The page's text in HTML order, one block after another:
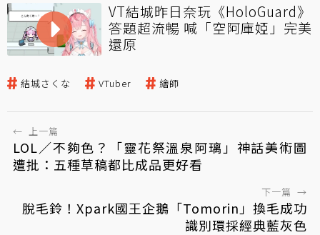
VT結城昨日奈玩《HoloGuard》
答題超流暢 喊「空阿庫婭」完美
還原
結城さくな VTuber 繪師
← 上一篇
LOL／不夠色？「靈花祭溫泉阿璃」神話美術圖
遭批：五種草稿都比成品更好看
下一篇 →
脫毛鈴！Xpark國王企鵝「Tomorin」換毛成功
識別環採經典藍灰色